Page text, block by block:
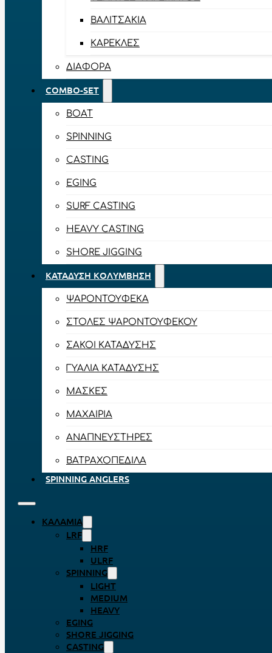
ΒΑΛΙΤΣΆΚΙΑ
ΚΑΡΈΚΛΕΣ
ΔΙΆΦΟΡΑ
COMBO-SET
BOAT
SPINNING
CASTING
EGING
SURF CASTING
HEAVY CASTING
SHORE JIGGING
ΚΑΤΆΔΥΣΗ ΚΟΛΎΜΒΗΣΗ
ΨΑΡΟΝΤΟΎΦΕΚΑ
ΣΤΟΛΈΣ ΨΑΡΟΝΤΟΎΦΕΚΟΥ
ΣΆΚΟΙ ΚΑΤΆΔΥΣΗΣ
ΓΥΑΛΙΆ ΚΑΤΆΔΥΣΗΣ
ΜΆΣΚΕΣ
ΜΑΧΑΊΡΙΑ
ΑΝΑΠΝΕΥΣΤΉΡΕΣ
ΒΑΤΡΑΧΟΠΈΔΙΛΑ
SPINNING ANGLERS
ΚΑΛΆΜΙΑ
LRF
HRF
ULRF
SPINNING
LIGHT
MEDIUM
HEAVY
EGING
SHORE JIGGING
CASTING